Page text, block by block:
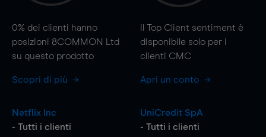
0% dei clienti hanno
posizioni 8COMMON Ltd
su questo prodotto
Scopri di più
Il Top Client sentiment è
disponibile solo per i
clienti CMC
Apri un conto
Netflix Inc
- Tutti i clienti
UniCredit SpA
- Tutti i clienti